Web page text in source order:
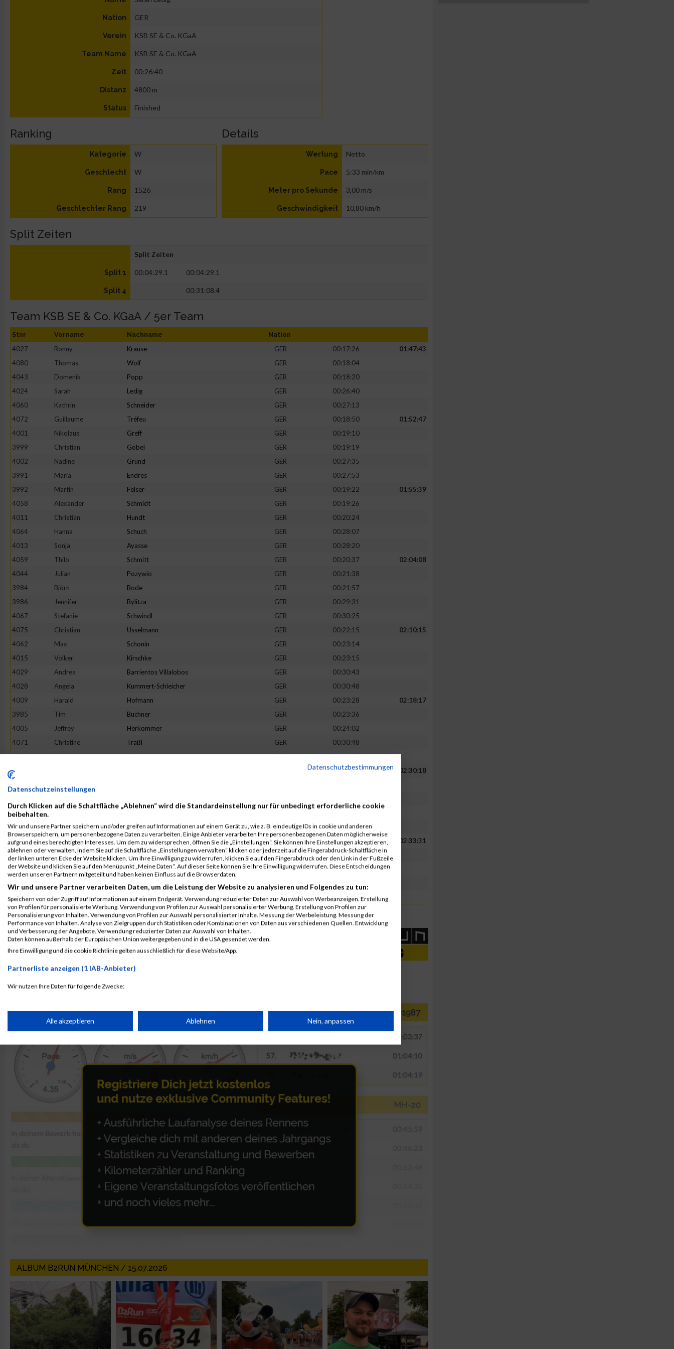
Nation GER
Verein KSB SE & Co. KGaA
Team Name KSB SE & Co. KGaA
Zeit 00:26:40
Distanz 4800 m
Status Finished
Ranking
Kategorie W
Geschlecht W
Rang 1526
Geschlechter Rang 219
Details
Wertung Netto
Pace 5:33 min/km
Meter pro Sekunde 3,00 m/s
Geschwindigkeit 10,80 km/h
Split Zeiten
Split Zeiten
Split 1 00:04:29.1 00:04:29.1
Split 4 00:31:08.4
Team KSB SE & Co. KGaA / 5er Team
Stnr Vorname Nachname Nation
4027 Ronny Krause GER 00:17:26
01:47:43
4080
Thomas Wolf GER
00:18:04
4043
Domenik Popp GER
00:18:20
4024
Sarah Ledig GER
00:26:40
4060
Kathrin Schneider GER
00:27:13
4072
Guillaume Tréfeu GER 00:18:50
01:52:47
4001
Nikolaus Greff GER
00:19:10
3999
Christian Göbel GER
00:19:19
4002
Nadine Grund GER
00:27:35
3991
Maria Endres GER
00:27:53
3992
Martin Felser GER 00:19:22
01:55:39
4058
Alexander Schmidt GER
00:19:26
4011
Christian Hundt GER
00:20:24
4064
Hanna Schuch GER
00:28:07
4013
Sonja Ayasse GER
00:28:20
4059
Thilo Schmitt GER 00:20:37
02:04:08
4044
Julian Pozywio GER
00:21:38
3984
Björn Bode GER
00:21:57
3986
Jennifer Bylitza GER
00:29:31
4067
Stefanie Schwindl GER
00:30:25
4075
Christian Usselmann GER 00:22:15
02:10:15
4062
Max Schonin GER
00:23:14
4015
Volker Kirschke GER
00:23:15
4029
Andrea Barrientos Villalobos GER
00:30:43
4028
Angela Kummert-Schleicher GER
00:30:48
4009
Harald Hofmann GER 00:23:28
02:18:17
3985
Tim Buchner GER
00:23:36
4005
Jeffrey Herkommer GER
00:24:02
4071
Christine Traßl GER
00:30:48
4010
Ramona Hübl GER
00:36:23
4061
00:24:02
02:30:18
4012
4052
Name No GER
00:38:59
3996
Uwe Fraunholz GER 00:24:24
02:33:31
4073
Dimitrij Tschumak GER
00:24:26
4046
Leon Reisch GER
00:24:27
4045
Julia Puder GER
00:40:06
4037
Sabrina Meyer GER 00:40:08
Rang:25.
Kontaktformular / Fragen
zur Zeitmessung
ALBUM B2RUN MÜNCHEN / 15.07.2026
Datenschutzbestimmungen
Datenschutzeinstellungen
Durch Klicken auf die Schaltfläche „Ablehnen“ wird die Standardeinstellung nur für unbedingt erforderliche cookie
beibehalten.
Wir und unsere Partner speichern und/oder greifen auf Informationen auf einem Gerät zu, wie z. B. eindeutige IDs in cookie und anderen
Browserspeichern, um personenbezogene Daten zu verarbeiten. Einige Anbieter verarbeiten Ihre personenbezogenen Daten möglicherweise
aufgrund eines berechtigten Interesses. Um dem zu widersprechen, öffnen Sie die „Einstellungen“. Sie können Ihre Einstellungen akzeptieren,
ablehnen oder verwalten, indem Sie auf die Schaltfläche „Einstellungen verwalten“ klicken oder jederzeit auf die Fingerabdruck-Schaltfläche in
der linken unteren Ecke der Website klicken. Um Ihre Einwilligung zu widerrufen, klicken Sie auf den Fingerabdruck oder den Link in der Fußzeile
der Website und klicken Sie auf den Menüpunkt „Meine Daten“. Auf dieser Seite können Sie Ihre Einwilligung widerrufen. Diese Entscheidungen
werden unseren Partnern mitgeteilt und haben keinen Einfluss auf die Browserdaten.
Wir und unsere Partner verarbeiten Daten, um die Leistung der Website zu analysieren und Folgendes zu tun:
Speichern von oder Zugriff auf Informationen auf einem Endgerät. Verwendung reduzierter Daten zur Auswahl von Werbeanzeigen. Erstellung
von Profilen für personalisierte Werbung. Verwendung von Profilen zur Auswahl personalisierter Werbung. Erstellung von Profilen zur
Personalisierung von Inhalten. Verwendung von Profilen zur Auswahl personalisierter Inhalte. Messung der Werbeleistung. Messung der
Performance von Inhalten. Analyse von Zielgruppen durch Statistiken oder Kombinationen von Daten aus verschiedenen Quellen. Entwicklung
und Verbesserung der Angebote. Verwendung reduzierter Daten zur Auswahl von Inhalten.
Daten können außerhalb der Europäischen Union weitergegeben und in die USA gesendet werden.
Ihre Einwilligung und die cookie Richtlinie gelten ausschließlich für diese Website/App.
Partnerliste anzeigen (1 IAB-Anbieter)
Wir nutzen Ihre Daten für folgende Zwecke:
Speichern von oder Zugriff auf Informationen auf einem Endgerät
Verwendung reduzierter Daten zur Auswahl von Werbeanzeigen
Erstellung von Profilen für personalisierte Werbung
Erstellung von Profilen zur Personalisierung von Inhalten
Verwendung von Profilen zur Auswahl personalisierter Inhalte
Messung der Werbeleistung
Analyse von Zielgruppen durch Statistiken oder Kombinationen von Daten aus
verschiedenen Quellen
Entwicklung und Verbesserung der Angebote
Verwendung reduzierter Daten zur Auswahl von Inhalten
Alle akzeptieren Ablehnen Nein, anpassen